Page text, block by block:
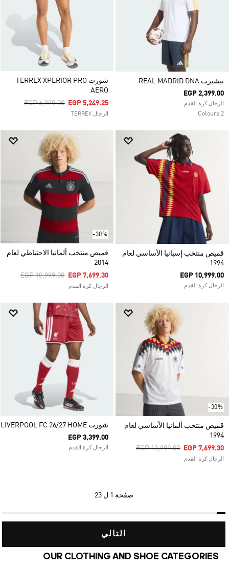
تيشيرت REAL MADRID DNA
EGP 2,399.00
الرجال كرة القدم
2 Colours
شورت TERREX XPERIOR PRO
AERO
Price Reduced From
EGP 6,999.00ToEGP 5,249.25
الرجال TERREX
قميص منتخب إسبانيا الأساسي لعام
1994
EGP 10,999.00
الرجال كرة القدم
-30%
قميص منتخب ألمانيا الاحتياطي لعام
2014
Price Reduced From
EGP 10,999.00ToEGP 7,699.30
الرجال كرة القدم
-30%
قميص منتخب ألمانيا الأساسي لعام
1994
Price Reduced From
EGP 10,999.00ToEGP 7,699.30
الرجال كرة القدم
شورت LIVERPOOL FC 26/27 HOME
EGP 3,399.00
الرجال كرة القدم
صفحة 1 ل 23
التالي
OUR CLOTHING AND SHOE CATEGORIES